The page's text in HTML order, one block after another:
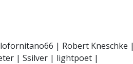
| Robert Kneschke |
| Ssilver | lightpoet |